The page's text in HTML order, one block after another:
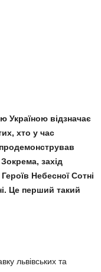
Україною відзначає
хто у час
захід
Небесної Сотні
Це перший такий
львівських та